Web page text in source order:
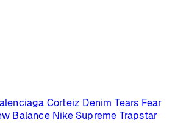
Corteiz Denim Tears Fear
Balance Nike Supreme Trapstar